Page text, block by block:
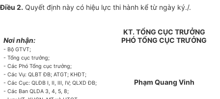
Điều 2. Quyết định này có hiệu lực thi hành kể từ ngày ký./.
Nơi nhận:
- Bộ GTVT;
- Tổng cục trưởng;
- Các Phó Tổng cục trưởng;
- Các Vụ: QLBT ĐB; ATGT; KHĐT;
- Các Cục: QLĐB I, II, III, IV; QLXD ĐB;
- Các Ban QLDA 3, 4, 5, 8;
KT. TỔNG CỤC TRƯỞNG
PHÓ TỔNG CỤC TRƯỞNG
Phạm Quang Vinh